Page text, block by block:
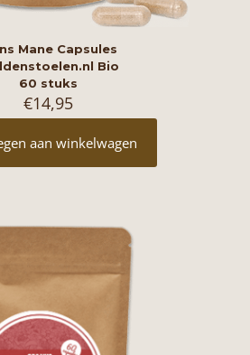
Mane Capsules
Bio
60 stuks
€14,95
aan winkelwagen